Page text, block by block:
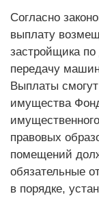
Согласно
выплату
застройщика
передачу
Выплаты
имущества
правовых
помещений
обязательные
в порядке,